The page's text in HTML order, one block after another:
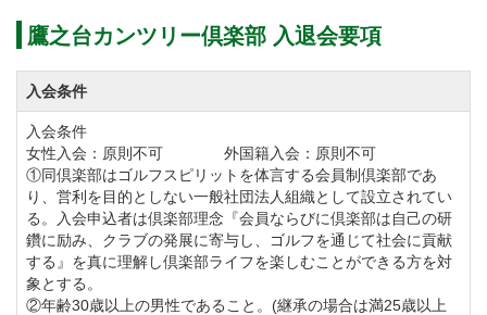
レベルのゴルフ場です。
鷹之台カンツリー倶楽部はゴルフ会員権の価格が最も
高額なゴルフ場としても評判です。
ゴルファーなら誰もが1度は憧れる”巨匠”井上誠一の自
信作をホームコースにしませんか？
素晴らしいメンバーシップコースを是非ご検討下さ
い。
鷹之台カンツリー倶楽部 入退会要項
入会条件
入会条件
女性入会：原則不可 外国籍入会：原則不可
①同倶楽部はゴルフスピリットを体言する会員制倶楽部であ
り、営利を目的としない一般社団法人組織として設立されてい
る。入会申込者は倶楽部理念『会員ならびに倶楽部は自己の研
鑽に励み、クラブの発展に寄与し、ゴルフを通じて社会に貢献
する』を真に理解し倶楽部ライフを楽しむことができる方を対
象とする。
②年齢30歳以上の男性であること。(継承の場合は満25歳以上